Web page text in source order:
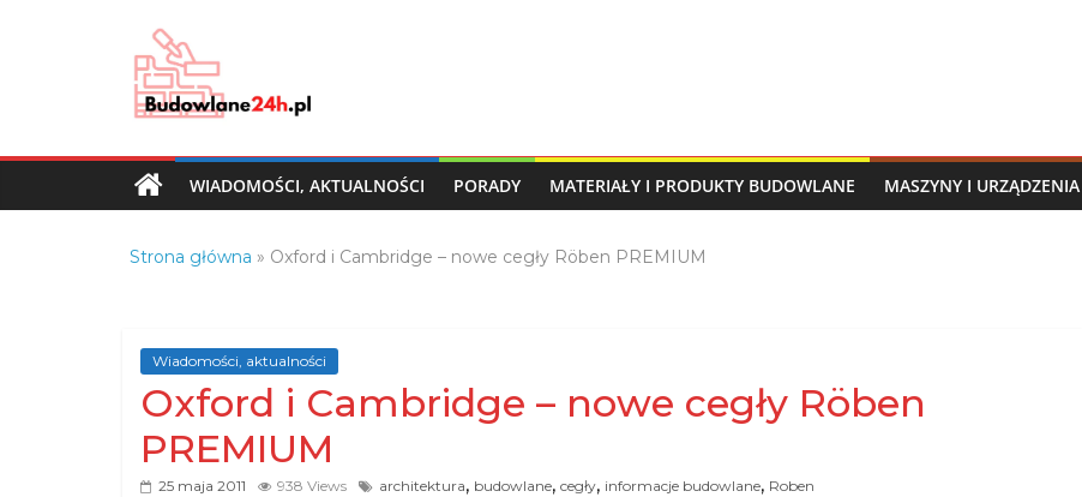
Budowlane24h.pl
portal
budowlany
Porady
branży
budowlanej
WIADOMOŚCI, AKTUALNOŚCI PORADY MATERIAŁY I PRODUKTY BUDOWLANE MASZYNY I
Strona główna » Oxford i Cambridge – nowe cegły Röben PREMIUM
Wiadomości, aktualności
Oxford i Cambridge – nowe cegły Röben
PREMIUM
25 maja 2011 938 Views architektura, budowlane, cegły, informacje budowlane, Roben